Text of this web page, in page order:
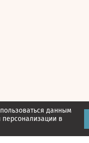
данным
в